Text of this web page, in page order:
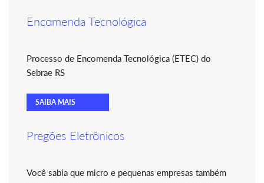
Encomenda Tecnológica
Processo de Encomenda Tecnológica (ETEC) do
Sebrae RS
SAIBA MAIS
Pregões Eletrônicos
Você sabia que micro e pequenas empresas também